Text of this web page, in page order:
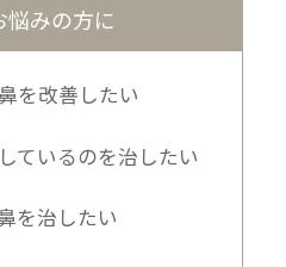
悩みの方に
を改善したい
ているのを治したい
を治したい